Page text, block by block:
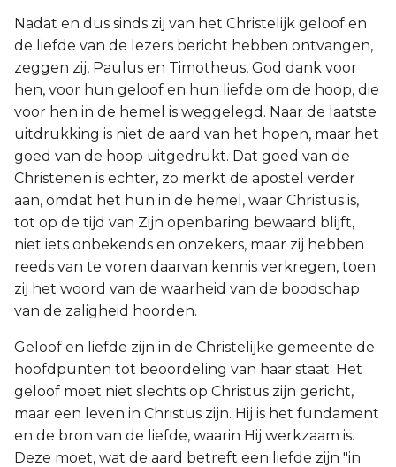
Nadat en dus sinds zij van het Christelijk geloof en
de liefde van de lezers bericht hebben ontvangen,
zeggen zij, Paulus en Timotheus, God dank voor
hen, voor hun geloof en hun liefde om de hoop, die
voor hen in de hemel is weggelegd. Naar de laatste
uitdrukking is niet de aard van het hopen, maar het
goed van de hoop uitgedrukt. Dat goed van de
Christenen is echter, zo merkt de apostel verder
aan, omdat het hun in de hemel, waar Christus is,
tot op de tijd van Zijn openbaring bewaard blijft,
niet iets onbekends en onzekers, maar zij hebben
reeds van te voren daarvan kennis verkregen, toen
zij het woord van de waarheid van de boodschap
van de zaligheid hoorden.
Geloof en liefde zijn in de Christelijke gemeente de
hoofdpunten tot beoordeling van haar staat. Het
geloof moet niet slechts op Christus zijn gericht,
maar een leven in Christus zijn. Hij is het fundament
en de bron van de liefde, waarin Hij werkzaam is.
Deze moet, wat de aard betreft een liefde zijn "in